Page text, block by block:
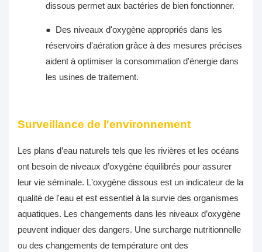
dissous permet aux bactéries de bien fonctionner.
● Des niveaux d'oxygène appropriés dans les
réservoirs d'aération grâce à des mesures précises
aident à optimiser la consommation d'énergie dans
les usines de traitement.
Surveillance de l'environnement
Les plans d’eau naturels tels que les rivières et les océans
ont besoin de niveaux d’oxygène équilibrés pour assurer
leur vie séminale. L'oxygène dissous est un indicateur de la
qualité de l'eau et est essentiel à la survie des organismes
aquatiques. Les changements dans les niveaux d’oxygène
peuvent indiquer des dangers. Une surcharge nutritionnelle
ou des changements de température ont des